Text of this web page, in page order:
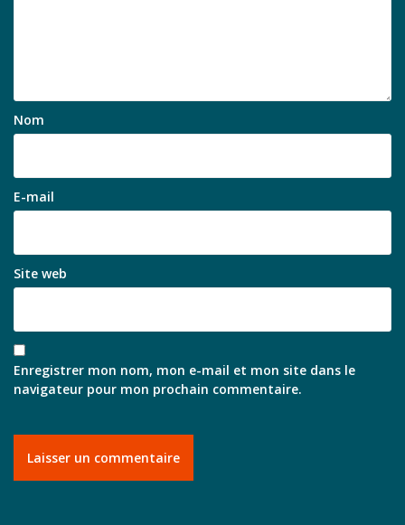
Nom
E-mail
Site web
Enregistrer mon nom, mon e-mail et mon site dans le
navigateur pour mon prochain commentaire.